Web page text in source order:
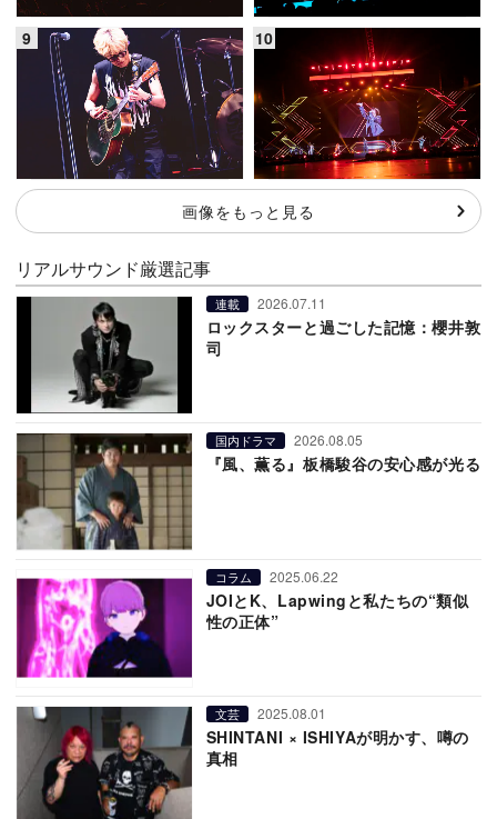
画像をもっと見る
リアルサウンド厳選記事
連載 2026.07.11
ロックスターと過ごした記憶：櫻井敦
司
国内ドラマ 2026.08.05
『風、薫る』板橋駿谷の安心感が光る
コラム 2025.06.22
JOIとK、Lapwingと私たちの“類似
性の正体”
文芸 2025.08.01
SHINTANI × ISHIYAが明かす、噂の
真相